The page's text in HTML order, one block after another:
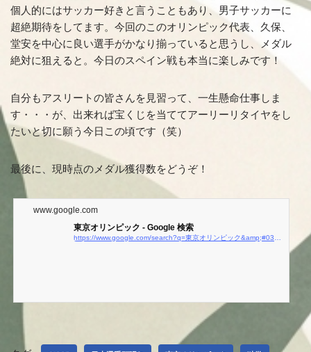
個人的にはサッカー好きと言うこともあり、男子サッカーに
超絶期待をしてます。今回のこのオリンピック代表、久保、
堂安を中心に良い選手がかなり揃っていると思うし、メダル
絶対に狙えると。今日のスペイン戦も本当に楽しみです！
自分もアスリートの皆さんを見習って、一生懸命仕事しま
す・・・が、出来れば宝くじを当ててアーリーリタイヤをし
たいと切に願う今日この頃です（笑）
最後に、現時点のメダル獲得数をどうぞ！
www.google.com
東京オリンピック - Google 検索